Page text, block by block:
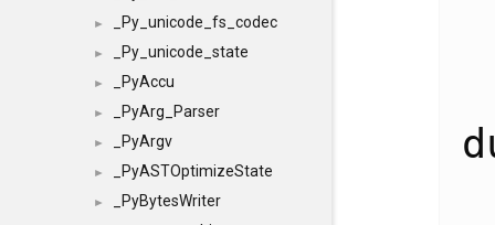
► _Py_unicode_fs_codec
► _Py_unicode_state
► _PyAccu
► _PyArg_Parser
► _PyArgv
► _PyASTOptimizeState
►
_PyBytesWriter